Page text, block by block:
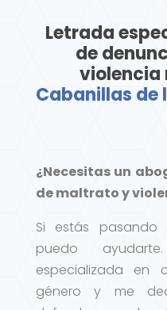
Letrada
de
violencia
Cabanillas de
¿Necesitas un
de maltrato y
Si estás
puedo
especializada en
género y me